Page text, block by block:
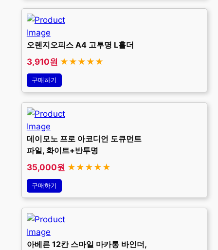
오렌지오피스 A4 고투명 L홀더
3,910원 ★★★★★
구매하기
데이모노 프로 아코디언 도큐먼트
파일, 화이트+반투명
35,000원 ★★★★★
구매하기
아베른 12칸 스마일 마카롱 바인더,